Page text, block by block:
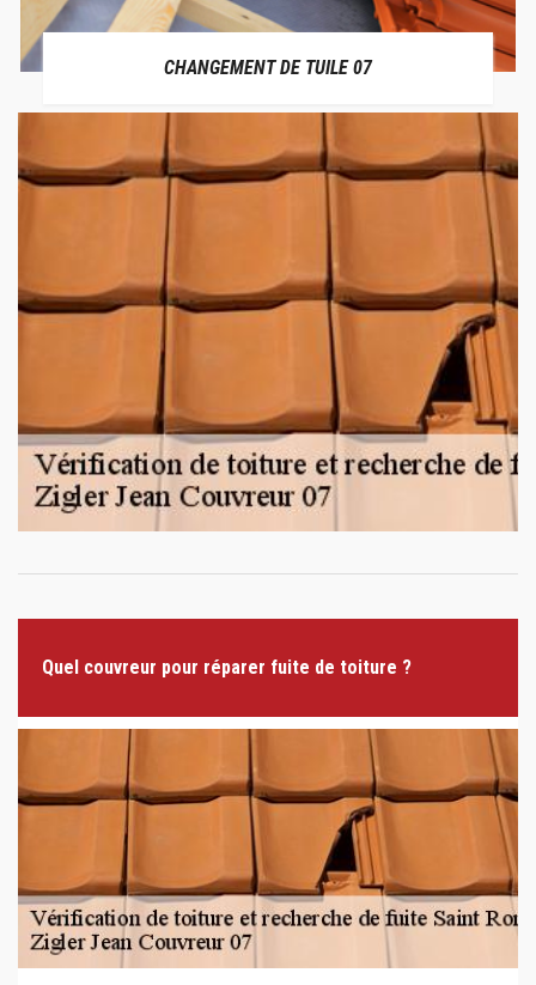
CHANGEMENT DE TUILE 07
Quel couvreur pour réparer fuite de toiture ?